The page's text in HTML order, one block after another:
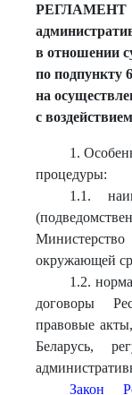
РЕГЛАМЕНТ
в отношении
по подпункту
на
с
1.
процедуры:
1.1.
окружающей
1.2.
договоры
правовые
Беларусь,
Закон